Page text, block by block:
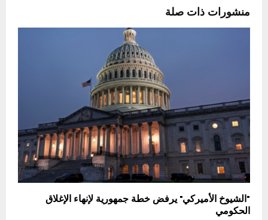
منشورات ذات صلة
"الشيوخ الأميركي" يرفض خطة جمهورية لإنهاء الإغلاق
الحكومي